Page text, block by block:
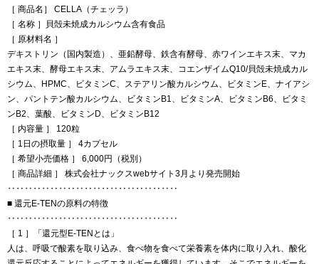
［ 商品名］ CELLA（チェッラ）
［ 名称 ］貝殻未焼成カルシウム含有食品
［ 原材料名 ］
デキストリン（国内製造）、亜鉛酵母、鉄含有酵母、赤ワインエキス末、マカ
エキス末、酵母エキス末、アムラエキス末、コエンザイムQ10/貝殻未焼成カル
シウム、HPMC、ビタミンC、ステアリン酸カルシウム、ビタミンE、ナイアシ
ン、パントテン酸カルシウム、ビタミンB1、ビタミンA、ビタミンB6、ビタミ
ンB2、葉酸、ビタミンD、ビタミンB12
［ 内容量 ］ 120粒
［ 1日の摂取量 ］ 4カプセル
［ 希望小売価格 ］ 6,000円（税別）
［ 商品詳細 ］ 株式会社ナックスwebサイト3月より発売開始
‥‥‥‥‥‥‥‥‥‥‥‥‥‥‥‥‥‥‥‥
■ 還元E-TENの原料の特徴
‥‥‥‥‥‥‥‥‥‥‥‥‥‥‥‥‥‥‥‥
［ 1 ］「還元型E-TENとは」
人は、呼吸で酸素を取り込み、食べ物を食べて栄養素を体内に取り入れ、酸化